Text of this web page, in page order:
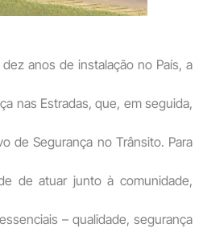
anos de instalação no País, a
nas Estradas, que, em seguida,
de Segurança no Trânsito. Para
de atuar junto à comunidade,
– qualidade, segurança